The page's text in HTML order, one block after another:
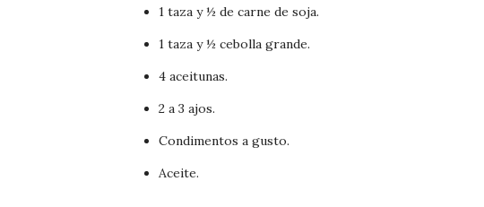
1 taza y ½ de carne de soja.
1 taza y ½ cebolla grande.
4 aceitunas.
2 a 3 ajos.
Condimentos a gusto.
Aceite.